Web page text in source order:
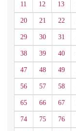
11 12 13
20 21 22
29 30 31
38 39 40
47 48 49
56 57 58
65 66 67
74 75 76